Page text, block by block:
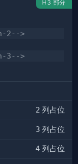
H3 部分
2-->
3-->
2 列占位
3 列占位
4 列占位